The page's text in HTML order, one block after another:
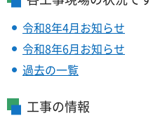
令和8年4月お知らせ
令和8年6月お知らせ
過去の一覧
工事の情報